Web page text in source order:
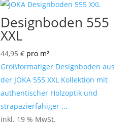
Designboden 555
XXL
44,95€ pro m²
Großformatiger Designboden aus
der JOKA 555 XXL Kollektion mit
authentischer Holzoptik und
strapazierfähiger ...
inkl. 19 % MwSt.